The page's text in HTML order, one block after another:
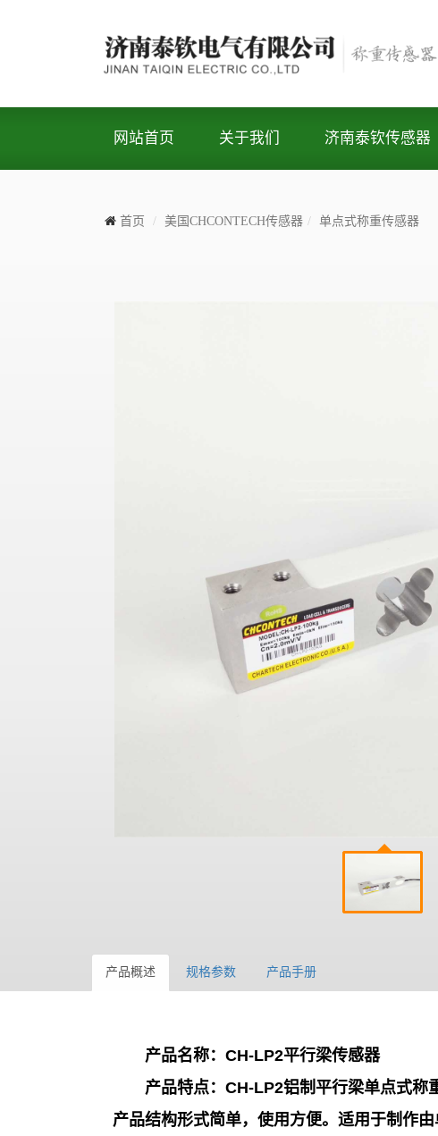
网站首页 关于我们 济南泰钦传感器
首页 美国CHCONTECH传感器 单点式称重传感器
产品概述 规格参数 产品手册
产品名称： CH-LP2平行梁传感器
产品特点： CH-LP2铝制平行梁单点式称
产品结构形式简单，使用方便。适用于制作